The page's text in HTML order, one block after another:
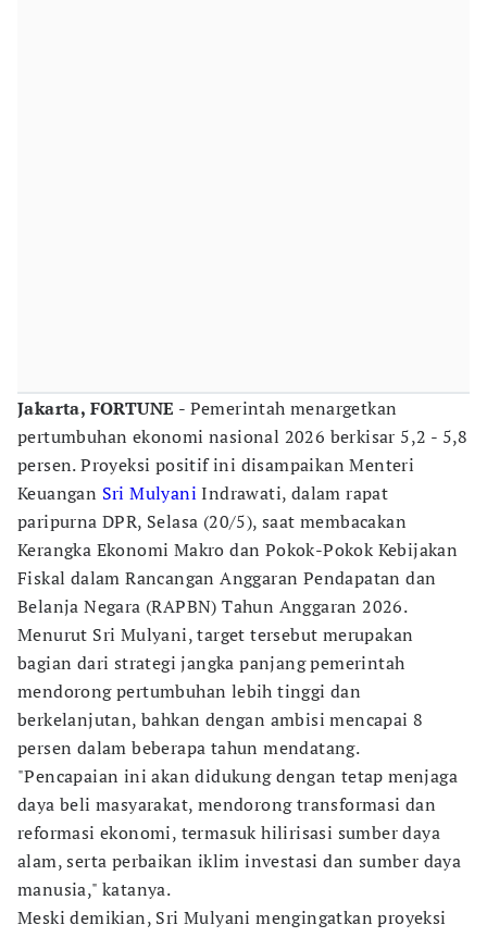
Jakarta, FORTUNE - Pemerintah menargetkan
pertumbuhan ekonomi nasional 2026 berkisar 5,2 - 5,8
persen. Proyeksi positif ini disampaikan Menteri
Keuangan Sri Mulyani Indrawati, dalam rapat
paripurna DPR, Selasa (20/5), saat membacakan
Kerangka Ekonomi Makro dan Pokok-Pokok Kebijakan
Fiskal dalam Rancangan Anggaran Pendapatan dan
Belanja Negara (RAPBN) Tahun Anggaran 2026.
Menurut Sri Mulyani, target tersebut merupakan
bagian dari strategi jangka panjang pemerintah
mendorong pertumbuhan lebih tinggi dan
berkelanjutan, bahkan dengan ambisi mencapai 8
persen dalam beberapa tahun mendatang.
"Pencapaian ini akan didukung dengan tetap menjaga
daya beli masyarakat, mendorong transformasi dan
reformasi ekonomi, termasuk hilirisasi sumber daya
alam, serta perbaikan iklim investasi dan sumber daya
manusia," katanya.
Meski demikian, Sri Mulyani mengingatkan proyeksi